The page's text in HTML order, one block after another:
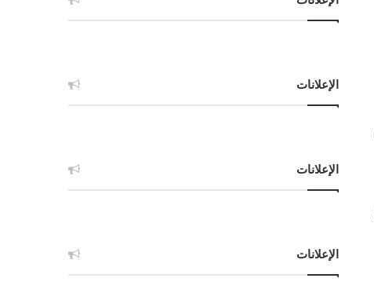
الإعلانات
الإعلانات
الإعلانات